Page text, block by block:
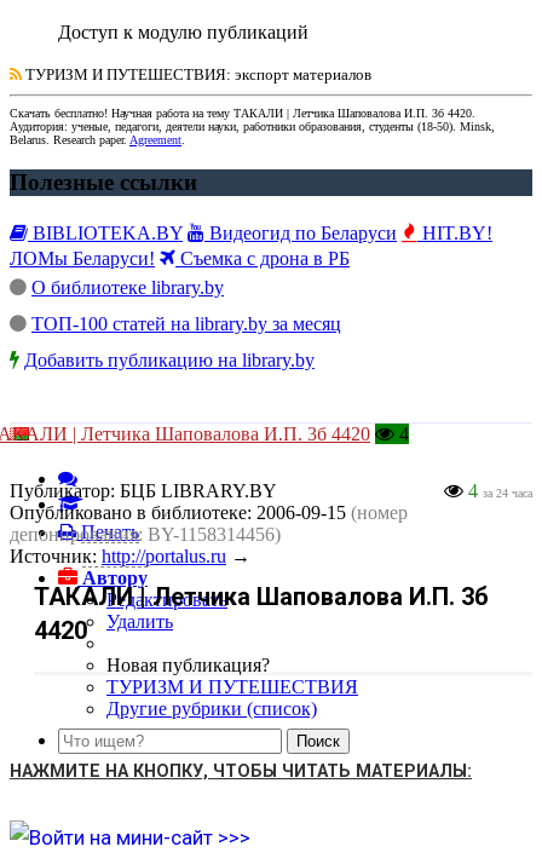
Доступ к модулю публикаций
ТУРИЗМ И ПУТЕШЕСТВИЯ: экспорт материалов
Скачать бесплатно! Научная работана тему ТАКАЛИ | Летчика Шаповалова И.П. 3б 4420.
Аудитория: ученые, педагоги, деятели науки, работники образования, студенты (18-50). Minsk,
Belarus. Research paper. Agreement.
Полезные ссылки
BIBLIOTEKA.BY Видеогид по Беларуси
HIT.BY!
ЛОМы Беларуси!
Съемка с дрона в РБ
О библиотеке library.by
ТОП-100 статей на library.by за месяц
Добавить публикацию на library.by
| Летчика Шаповалова И.П. 3б 4420 4
Печать
Автору
Редактировать
Удалить
Новая публикация?
ТУРИЗМ И ПУТЕШЕСТВИЯ
Другие рубрики (список)
4 за 24 часа
Публикатор: БЦБ LIBRARY.BY
Опубликовано в библиотеке: 2006-09-15 (номер
депонирования: BY-1158314456)
Источник: http://portalus.ru →
ТАКАЛИ | Летчика Шаповалова И.П. 3б
4420
НАЖМИТЕ НА КНОПКУ, ЧТОБЫ ЧИТАТЬ МАТЕРИАЛЫ: